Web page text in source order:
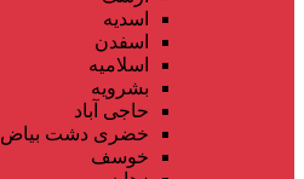
اسدیه
اسفدن
اسلامیه
بشرویه
حاجی آباد
خضری دشت بیاض
خوسف